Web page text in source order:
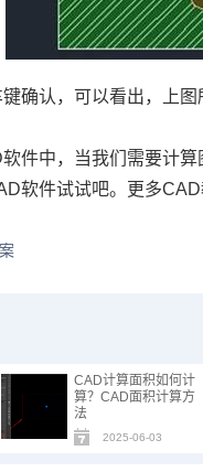
键确认，可以看出，上
软件中，当我们需要计
软件试试吧。更多CAD
CAD计算面积如何计
算？CAD面积计算方
法
2025-06-03